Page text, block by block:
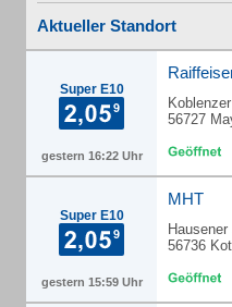
Aktueller Standort
Super E10
gestern 16:22 Uhr
56727
Super E10
gestern 15:59 Uhr
MHT
56736